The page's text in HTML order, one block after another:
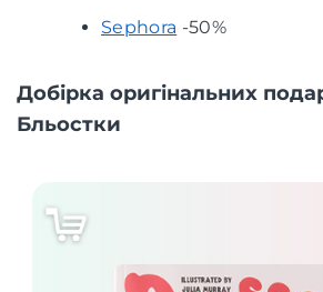
Sephora -50%
Добірка оригінальних
Бльостки